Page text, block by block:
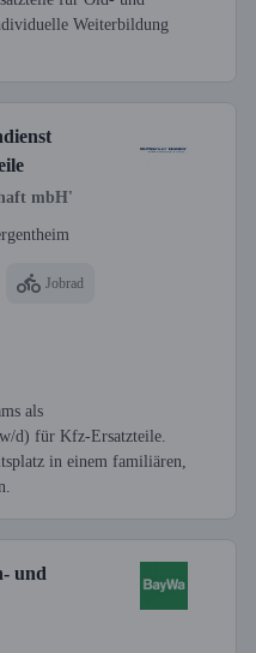
Weiterbildung
mbH'
Jobrad
als
d) für Kfz-Ersatzteile.
in einem familiären,
und